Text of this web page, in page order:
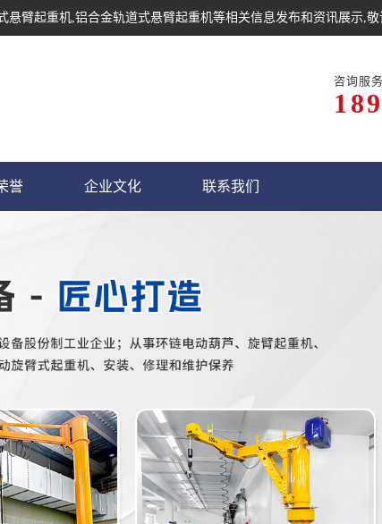
悬臂起重机,铝合金轨道式悬臂起重机等相关信息发布和资讯展示,敬
咨询服
誉 企业文化 联系我们